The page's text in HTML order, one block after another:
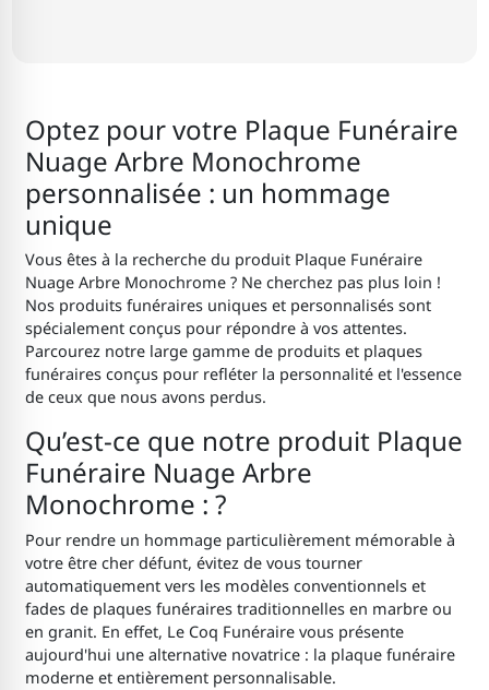
Optez pour votre Plaque Funéraire
Nuage Arbre Monochrome
personnalisée : un hommage
unique
Vous êtes à la recherche du produit Plaque Funéraire
Nuage Arbre Monochrome ? Ne cherchez pas plus loin !
Nos produits funéraires uniques et personnalisés sont
spécialement conçus pour répondre à vos attentes.
Parcourez notre large gamme de produits et plaques
funéraires conçus pour refléter la personnalité et l'essence
de ceux que nous avons perdus.
Qu’est-ce que notre produit Plaque
Funéraire Nuage Arbre
Monochrome : ?
Pour rendre un hommage particulièrement mémorable à
votre être cher défunt, évitez de vous tourner
automatiquement vers les modèles conventionnels et
fades de plaques funéraires traditionnelles en marbre ou
en granit. En effet, Le Coq Funéraire vous présente
aujourd'hui une alternative novatrice : la plaque funéraire
moderne et entièrement personnalisable.